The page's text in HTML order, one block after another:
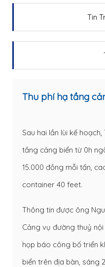
Tin
Thu phí hạ tầng
Sau hai lần lùi kế
tầng cảng biển từ 0h
15.000 đồng mỗi tấn,
container 40 feet.
Thông tin được ông
Cảng vụ đường thuỷ
họp báo công bố triển
biển trên địa bàn, sáng